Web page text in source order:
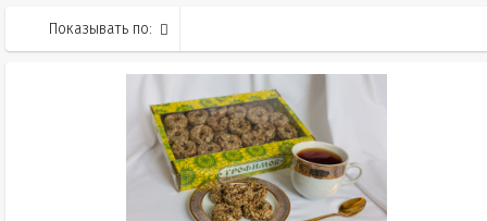
Показывать по: